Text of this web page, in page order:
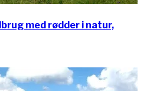
med rødder i natur,